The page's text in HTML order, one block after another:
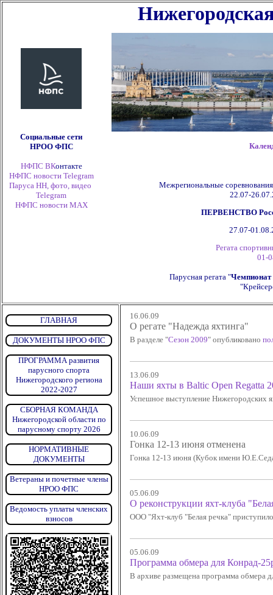
Социальные сети
НРОО ФПС
НФПС ВКонтакте
НФПС новости Telegram
Паруса НН, фото, видео
Telegram
НФПС новости MAX
Межрегиональные
22.07-
ПЕРВЕНСТВО
27.07-
Регата
01-
Парусная регата "Чемпионат
ГЛАВНАЯ
ДОКУМЕНТЫ НРОО ФПС
ПРОГРАММА развития
парусного спорта
Нижегородского региона
2022-2027
СБОРНАЯ КОМАНДА
Нижегородской области по
парусному спорту 2026
НОРМАТИВНЫЕ
ДОКУМЕНТЫ
Ветераны и почетные члены
НРОО ФПС
Ведомость уплаты членских
взносов
16.06.09
О регате "Надежда яхтинга"
В разделе "Сезон 2009" опубликовано
13.06.09
Наши яхты в Baltic Open Regatta
Успешное выступление Нижегородских
10.06.09
Гонка 12-13 июня отменена
Гонка 12-13 июня (Кубок имени
05.06.09
О реконструкции яхт-клуба
ООО "Яхт-клуб "Белая речка"
05.06.09
Программа обмера для Конрад-
В архиве размещена программа обмера